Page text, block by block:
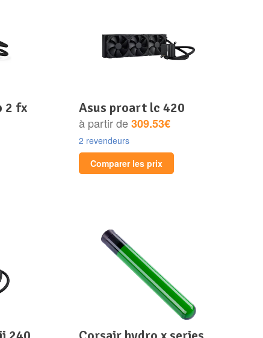
asus proart lc 420
à partir de309.53€
2 revendeurs
Comparer les prix